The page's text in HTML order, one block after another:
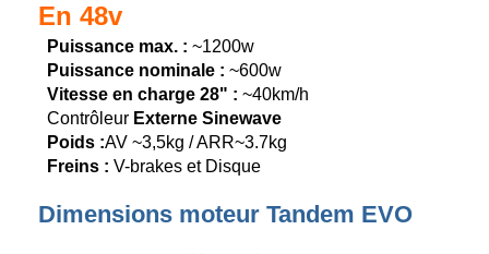
En 48v
Puissance max. : ~1200w
Puissance nominale : ~600w
Vitesse en charge 28" : ~40km/h
Contrôleur Externe Sinewave
Poids :AV ~3,5kg / ARR~3.7kg
Freins : V-brakes et Disque
Dimensions moteur Tandem EVO